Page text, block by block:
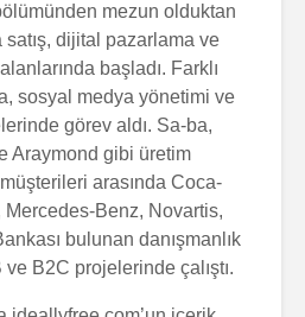
mezun olduktan
dijital pazarlama ve
başladı. Farklı
sosyal medya yönetimi ve
görev aldı. Sa-ba,
Araymond gibi üretim
müşterileri arasında Coca-
Benz, Novartis,
bulunan danışmanlık
B2C projelerinde çalıştı.